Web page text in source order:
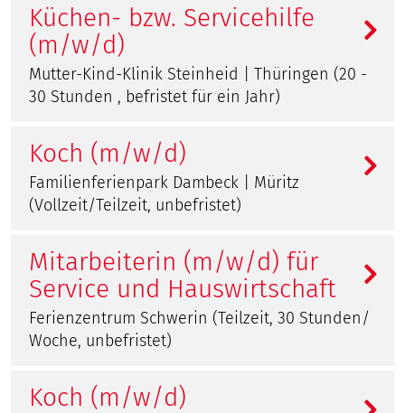
Küchen- bzw. Servicehilfe
(m/w/d)
Mutter-Kind-Klinik Steinheid | Thüringen (20 -
30 Stunden , befristet für ein Jahr)
Koch (m/w/d)
Familienferienpark Dambeck | Müritz
(Vollzeit/Teilzeit, unbefristet)
Mitarbeiterin (m/w/d) für
Service und Hauswirtschaft
Ferienzentrum Schwerin (Teilzeit, 30 Stunden/
Woche, unbefristet)
Koch (m/w/d)